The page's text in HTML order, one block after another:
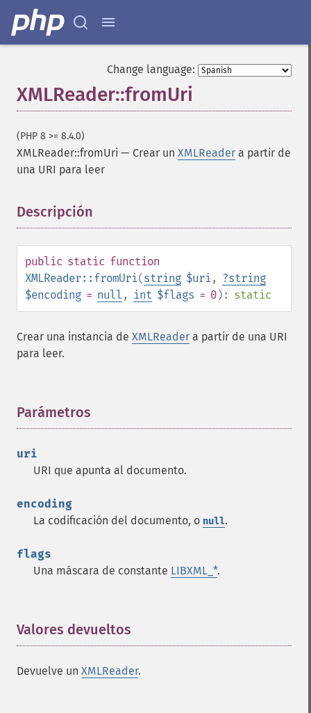
Change language:
XMLReader::fromUri
(PHP 8 >= 8.4.0)
XMLReader::fromUri — Crear un XMLReader a partir de
una URI para leer
Descripción
public static function
XMLReader::fromUri(string $uri, ?string
$encoding = null , int $flags = 0): static
Crear una instancia de XMLReader a partir de una URI
para leer.
Parámetros
uri
URI que apunta al documento.
encoding
La codificación del documento, o null.
flags
Una máscara de constante LIBXML_*.
Valores devueltos
Devuelve un XMLReader.